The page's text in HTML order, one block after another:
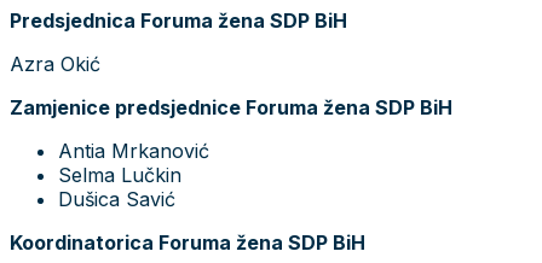
Predsjednica Foruma žena SDP BiH
Azra Okić
Zamjenice predsjednice Foruma žena SDP BiH
Antia Mrkanović
Selma Lučkin
Dušica Savić
Koordinatorica Foruma žena SDP BiH